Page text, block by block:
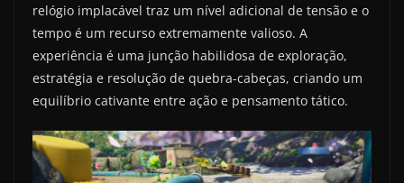
relógio implacável traz um nível adicional de tensão e o
tempo é um recurso extremamente valioso. A
experiência é uma junção habilidosa de exploração,
estratégia e resolução de quebra-cabeças, criando um
equilíbrio cativante entre ação e pensamento tático.